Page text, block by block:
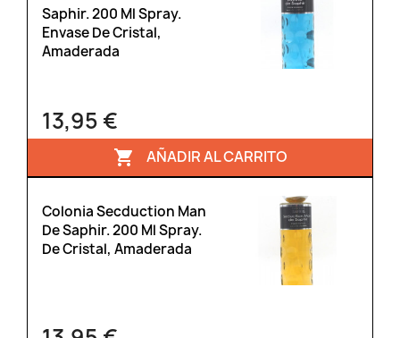
Saphir. 200 Ml Spray.
Envase De Cristal,
Amaderada
13,95 €
 AÑADIR AL CARRITO
Colonia Secduction Man
De Saphir. 200 Ml Spray.
De Cristal, Amaderada